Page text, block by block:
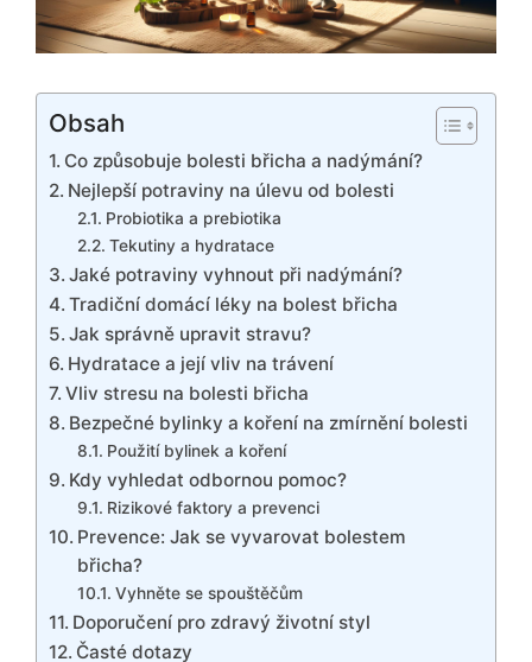
Obsah
Co způsobuje bolesti břicha a nadýmání?
Nejlepší potraviny na úlevu od bolesti
Probiotika a prebiotika
Tekutiny a hydratace
Jaké potraviny vyhnout při nadýmání?
Tradiční domácí léky na bolest břicha
Jak správně upravit stravu?
Hydratace a její vliv na trávení
Vliv stresu na bolesti břicha
Bezpečné bylinky a koření na zmírnění bolesti
Použití bylinek a koření
Kdy vyhledat odbornou pomoc?
Rizikové faktory a prevenci
Prevence: Jak se vyvarovat bolestem
břicha?
Vyhněte se spouštěčům
Doporučení pro zdravý životní styl
Časté dotazy